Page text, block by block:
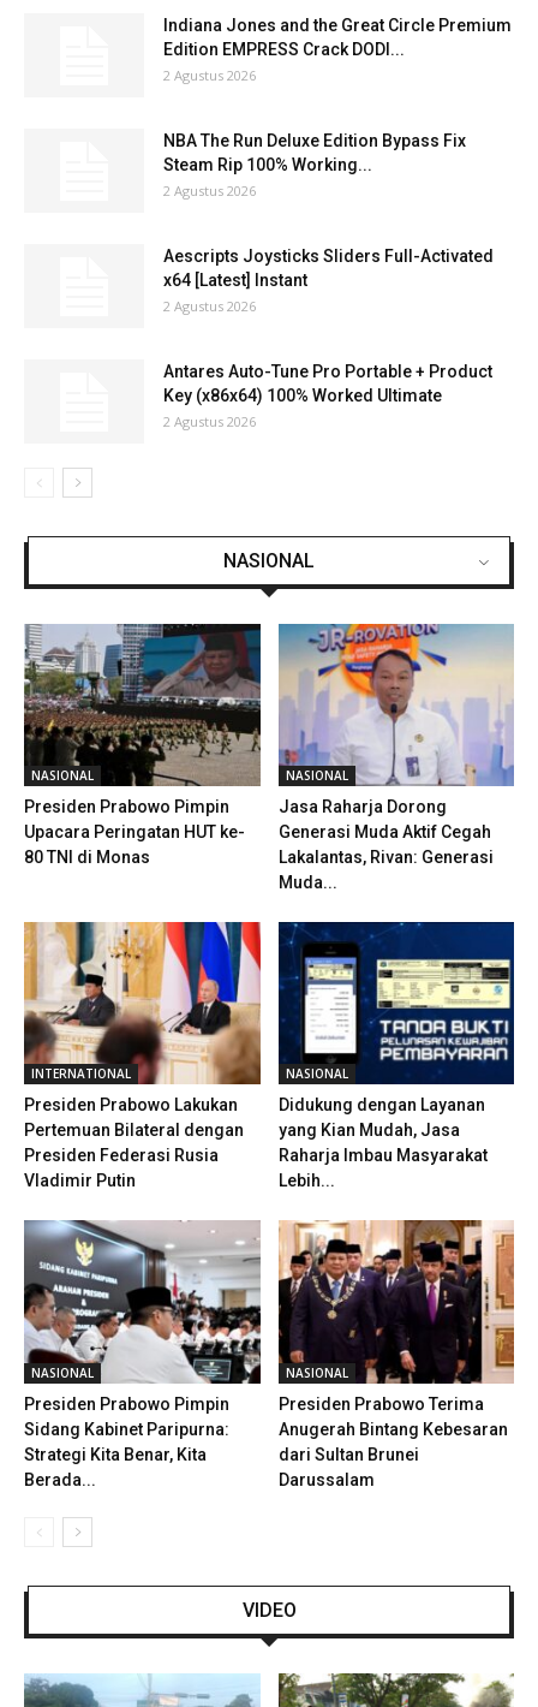
Indiana Jones and the Great Circle Premium
Edition EMPRESS Crack DODI...
2 Agustus 2026
NBA The Run Deluxe Edition Bypass Fix
Steam Rip 100% Working...
2 Agustus 2026
Aescripts Joysticks Sliders Full-Activated
x64 [Latest] Instant
2 Agustus 2026
Antares Auto-Tune Pro Portable + Product
Key (x86x64) 100% Worked Ultimate
2 Agustus 2026
NASIONAL
NASIONAL
Presiden Prabowo Pimpin
Upacara Peringatan HUT ke-
80 TNI di Monas
NASIONAL
Jasa Raharja Dorong
Generasi Muda Aktif Cegah
Lakalantas, Rivan: Generasi
Muda...
INTERNATIONAL
Presiden Prabowo Lakukan
Pertemuan Bilateral dengan
Presiden Federasi Rusia
Vladimir Putin
NASIONAL
Didukung dengan Layanan
yang Kian Mudah, Jasa
Raharja Imbau Masyarakat
Lebih...
NASIONAL
Presiden Prabowo Pimpin
Sidang Kabinet Paripurna:
Strategi Kita Benar, Kita
Berada...
NASIONAL
Presiden Prabowo Terima
Anugerah Bintang Kebesaran
dari Sultan Brunei
Darussalam
VIDEO